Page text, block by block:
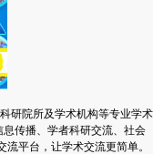
研院所及学术机构等专业学术
息传播、学者科研交流、社会
平台，让学术交流更简单。